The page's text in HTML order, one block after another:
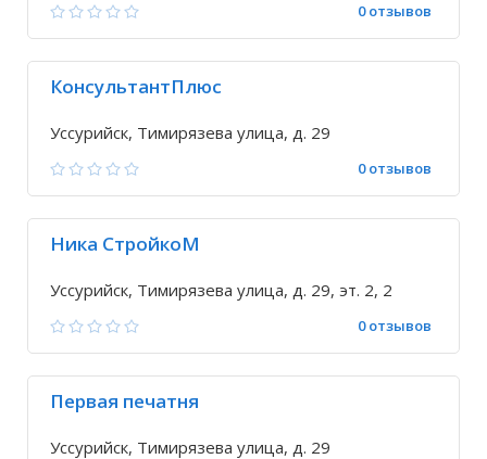
0 отзывов
КонсультантПлюс
Уссурийск, Тимирязева улица, д. 29
0 отзывов
Ника СтройкоМ
Уссурийск, Тимирязева улица, д. 29, эт. 2, 2
0 отзывов
Первая печатня
Уссурийск, Тимирязева улица, д. 29